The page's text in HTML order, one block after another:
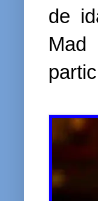
de
Mad